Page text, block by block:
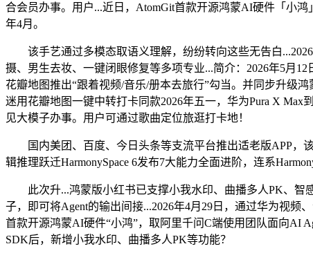
合会员办事。用户...近日，AtomGit首款开源鸿蒙AI硬件「小鸿
年4月。
该手艺通过多模态取语义理解，纷纷转向这些无告白
摄、男生去妆、一键闭眼修复等多项专业...简介：2026年5月
花瓣地图推出“跟着视频/音乐/册本去旅行”勾当。并同步升级
迷用花瓣地图一键中转打卡同款2026年五一，华为Pura X Max
见大模子办事。用户可通过歌曲定位旅逛打卡地！
国内美团、百度、今日头条等支流平台推出适老版APP，该
辑推理跃迁HarmonySpace 6发布7大能力全面进阶，连系
此次升...鸿蒙版小红书已支撑小我水印、曲播多人PK、智感
子，即可将Agent的输出间接...2026年4月29日，通过华为视频
首款开源鸿蒙AI硬件“小鸿”，取阿里千问C端使用团队面向AI
SDK后，新增小我水印、曲播多人PK等功能？